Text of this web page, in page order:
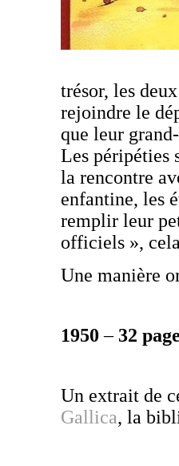
trésor, les
rejoindre le
que leur
Les péripéties
la rencontre
enfantine, les
remplir leur
officiels »,
Une manière
1950 – 32
Un extrait de
Gallica, la